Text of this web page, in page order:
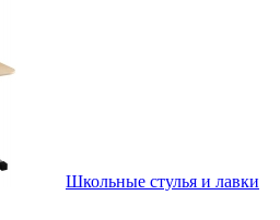
Школьные стулья и лавки